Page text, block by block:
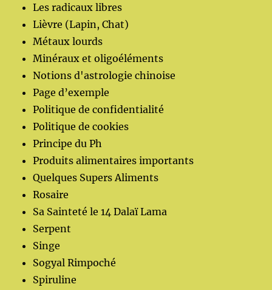
Les radicaux libres
Lièvre (Lapin, Chat)
Métaux lourds
Minéraux et oligoéléments
Notions d'astrologie chinoise
Page d’exemple
Politique de confidentialité
Politique de cookies
Principe du Ph
Produits alimentaires importants
Quelques Supers Aliments
Rosaire
Sa Sainteté le 14 Dalaï Lama
Serpent
Singe
Sogyal Rimpoché
Spiruline